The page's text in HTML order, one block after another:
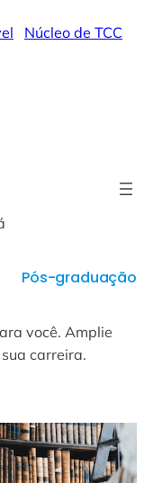
Núcleo de TCC
Pós-graduação
você. Amplie
carreira.